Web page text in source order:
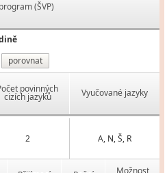
(ŠVP)
porovnat
povinných
cizích jazyků Vyučované jazyky
2 A, N, Š, R